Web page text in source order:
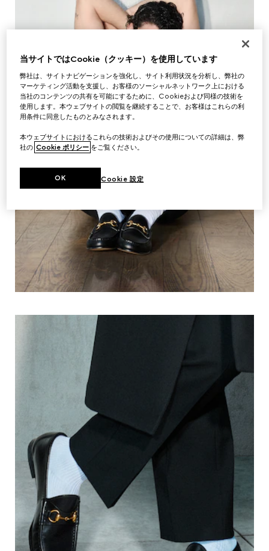
当サイトではCookie（クッキー）を使用しています
弊社は、サイトナビゲーションを強化し、サイト利用状況を分析し、弊社の
マーケティング活動を支援し、お客様のソーシャルネットワーク上における
当社のコンテンツの共有を可能にするために、Cookieおよび同様の技術を
使用します。本ウェブサイトの閲覧を継続することで、お客様はこれらの利
用条件に同意したものとみなされます。
本ウェブサイトにおけるこれらの技術およびその使用についての詳細は、弊
社の Cookie ポリシー をご覧ください。
Cookie 設定
OK